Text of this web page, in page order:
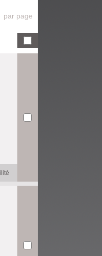
par page